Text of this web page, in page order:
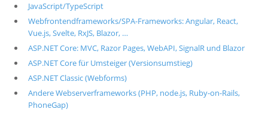
JavaScript/TypeScript
Webfrontendframeworks/SPA-Frameworks: Angular, React,
Vue.js, Svelte, RxJS, Blazor, …
ASP.NET Core: MVC, Razor Pages, WebAPI, SignalR und Blazor
ASP.NET Core für Umsteiger (Versionsumstieg)
ASP.NET Classic (Webforms)
Andere Webserverframeworks (PHP, node.js, Ruby-on-Rails,
PhoneGap)